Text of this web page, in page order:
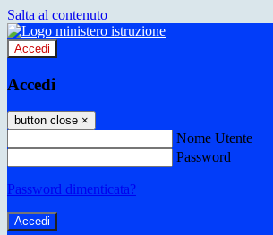
Salta al contenuto
Accedi
Accedi
button close ×
Nome Utente
Password
Password dimenticata?